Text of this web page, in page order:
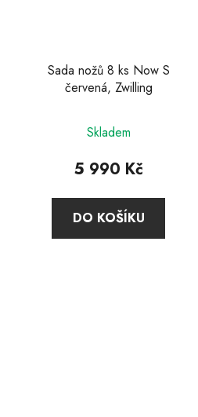
Sada nožů 8 ks Now S
červená, Zwilling
Skladem
5 990 Kč
DO KOŠÍKU